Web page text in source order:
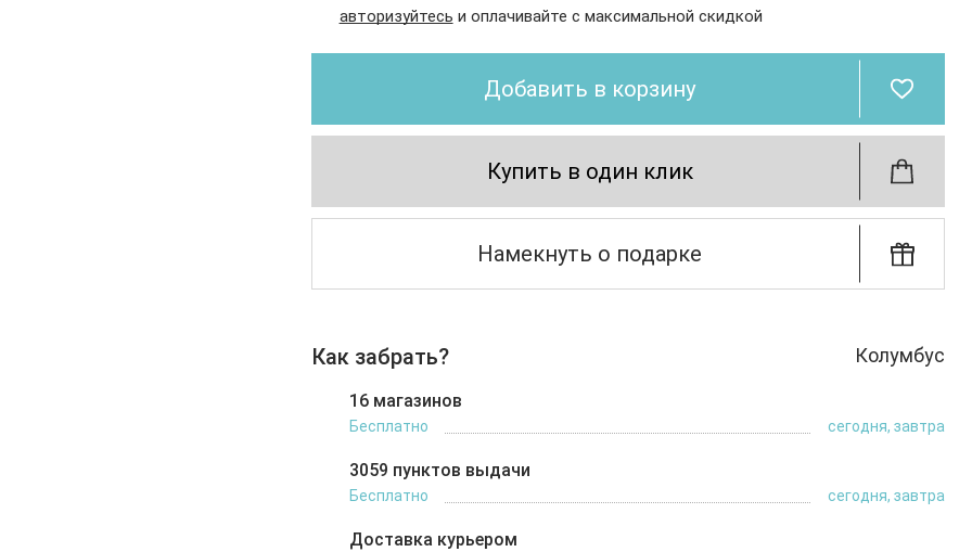
авторизуйтесь и оплачивайте с максимальной скидкой
Добавить в корзину
Купить в один клик
Намекнуть о подарке
Как забрать? Колумбус
16 магазинов
Бесплатно сегодня, завтра
3059 пунктов выдачи
Бесплатно сегодня, завтра
Доставка курьером